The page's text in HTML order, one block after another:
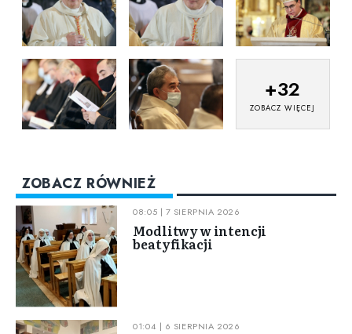
+32
ZOBACZ WIĘCEJ
ZOBACZ RÓWNIEŻ
08:05 | 7 SIERPNIA 2026
Modlitwy w intencji
beatyfikacji
01:04 | 6 SIERPNIA 2026